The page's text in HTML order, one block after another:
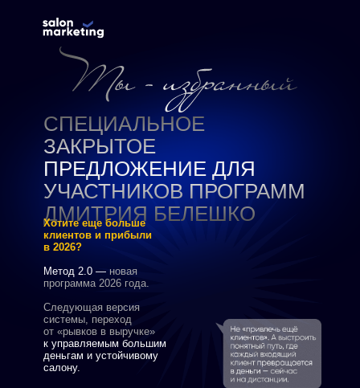
СПЕЦИАЛЬНОЕ
ЗАКРЫТОЕ
ПРЕДЛОЖЕНИЕ ДЛЯ
УЧАСТНИКОВ ПРОГРАММ
ДМИТРИЯ БЕЛЕШКО
Хотите еще больше
клиентов и прибыли
в 2026?
Метод 2.0 — новая
программа 2026 года.
Следующая версия
системы, переход
от «рывков в выручке»
к управляемым большим
деньгам и устойчивому
салону.